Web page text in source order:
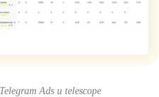
Ads и telescope